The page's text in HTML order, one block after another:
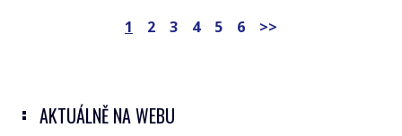
1 2 3 4 5 6 >>
AKTUÁLNĚ NA WEBU